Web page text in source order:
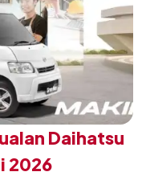
Daihatsu
2026